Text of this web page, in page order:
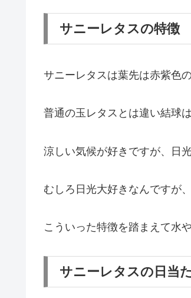
サニーレタスの特徴
サニーレタスは葉先は赤紫色
普通の玉レタスとは違い結球
涼しい気候が好きですが、日
むしろ日光大好きなんですが
こういった特徴を踏まえて水
サニーレタスの日当